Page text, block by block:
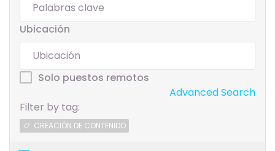
Ubicación
Solo puestos remotos
Advanced Search
Filter by tag:
CREACIÓN DE CONTENIDO